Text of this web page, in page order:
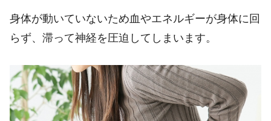
身体が動いていないため血やエネルギーが身体に回
らず、滞って神経を圧迫してしまいます。